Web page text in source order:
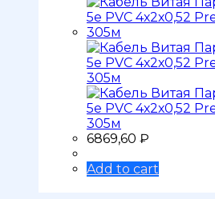
6869,60 ₽
Add to cart